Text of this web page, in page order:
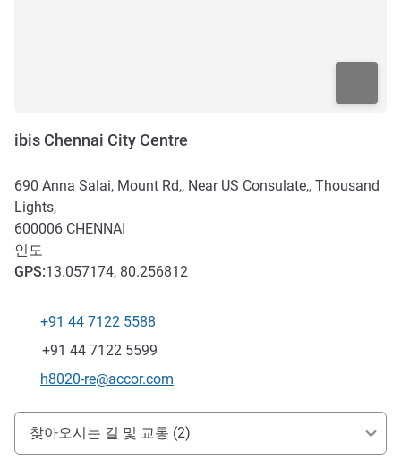
ibis Chennai City Centre
690 Anna Salai, Mount Rd,, Near US Consulate,, Thousand
Lights,
600006 CHENNAI
인도
GPS:13.057174, 80.256812
전화
+91 44 7122 5588
팩스
+91 44 7122 5599
E-mail
h8020-re@accor.com
호텔 접근 및 교통
찾아오시는 길 및 교통 (2)